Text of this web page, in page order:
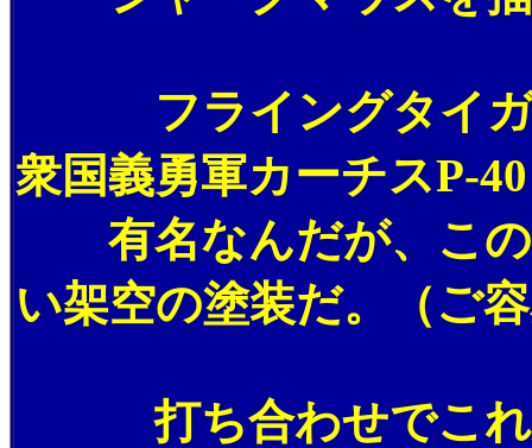
フライングタイガー
衆国義勇軍カーチスP-
有名なんだが、この
い架空の塗装だ。（ご
打ち合わせでこれに